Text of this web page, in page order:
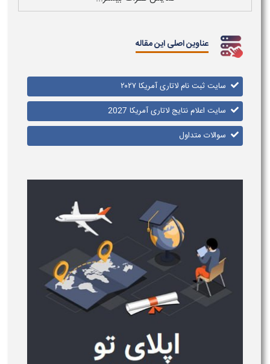
عناوین اصلی این مقاله
سایت ثبت نام لاتاری آمریکا ۲۰۲۷
سایت اعلام نتایج لاتاری آمریکا 2027
سوالات متداول